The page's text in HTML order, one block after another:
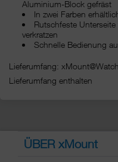
Aluminium-Block gefräst
In zwei Farben
Rutschfeste
verkratzen
Schnelle Bedienung
Lieferumfang:
Lieferumfang enthalten
ÜBER xMount